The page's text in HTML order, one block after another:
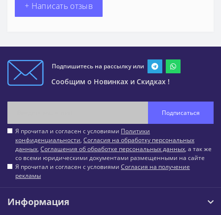
+ Написать отзыв
Подпишитесь на рассылку или
Сообщим о Новинках и Скидках !
Подписаться
Я прочитал и согласен с условиями Политики
конфиденциальности, Согласия на обработку персональных
данных, Соглашения об обработке персональных данных, а так же
со всеми юридическими документами размещенными на сайте
Я прочитал и согласен с условиями Согласия на получение
рекламы
Информация